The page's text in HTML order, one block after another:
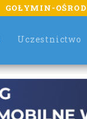
GOŁYMIN-
Uczestnictwo